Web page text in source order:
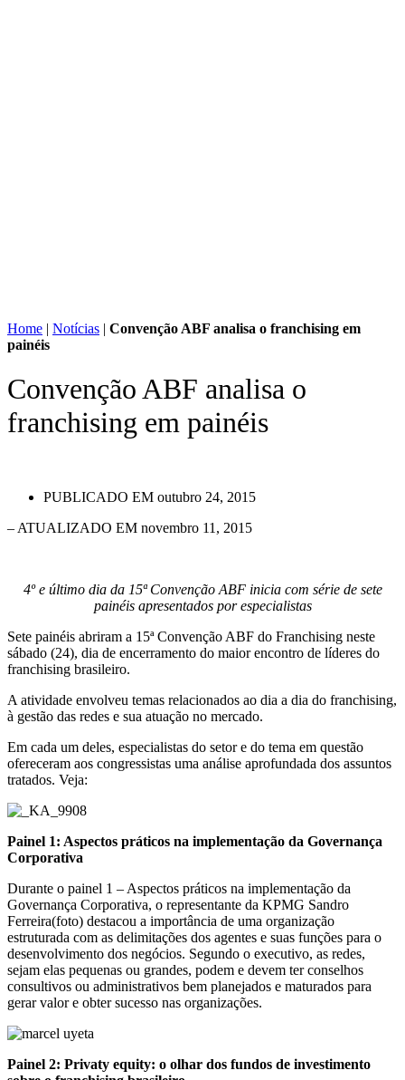
Home | Notícias | Convenção ABF analisa o franchising em
painéis
Convenção ABF analisa o
franchising em painéis
PUBLICADO EM outubro 24, 2015
– ATUALIZADO EM novembro 11, 2015
4º e último dia da 15ª Convenção ABF inicia com série de sete
painéis apresentados por especialistas
Sete painéis abriram a 15ª Convenção ABF do Franchising neste
sábado (24), dia de encerramento do maior encontro de líderes do
franchising brasileiro.
A atividade envolveu temas relacionados ao dia a dia do franchising,
à gestão das redes e sua atuação no mercado.
Em cada um deles, especialistas do setor e do tema em questão
ofereceram aos congressistas uma análise aprofundada dos assuntos
tratados. Veja:
Painel 1: Aspectos práticos na implementação da Governança
Corporativa
Durante o painel 1 – Aspectos práticos na implementação da
Governança Corporativa, o representante da KPMG Sandro
Ferreira(foto) destacou a importância de uma organização
estruturada com as delimitações dos agentes e suas funções para o
desenvolvimento dos negócios. Segundo o executivo, as redes,
sejam elas pequenas ou grandes, podem e devem ter conselhos
consultivos ou administrativos bem planejados e maturados para
gerar valor e obter sucesso nas organizações.
Painel 2: Privaty equity: o olhar dos fundos de investimento